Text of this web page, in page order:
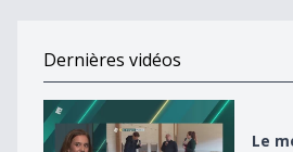
Dernières vidéos
Le meilleur de la saison
Le